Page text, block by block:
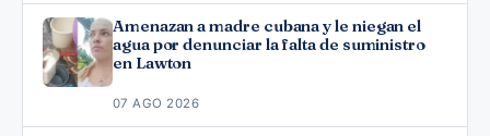
Amenazan a madre cubana y le niegan el
agua por denunciar la falta de suministro
en Lawton
07 AGO 2026